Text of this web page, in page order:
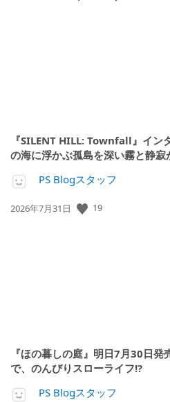
『SILENT HILL: Townfall』イン
の海に浮かぶ孤島を深い霧と静
PS Blogスタッフ
公
2026年7月31日 19
『ほの暮しの庭』明日7月30日
で、のんびりスローライフ!?
PS Blogスタッフ